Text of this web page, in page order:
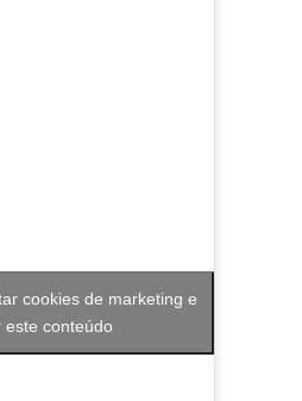
cookies de marketing e
este conteúdo